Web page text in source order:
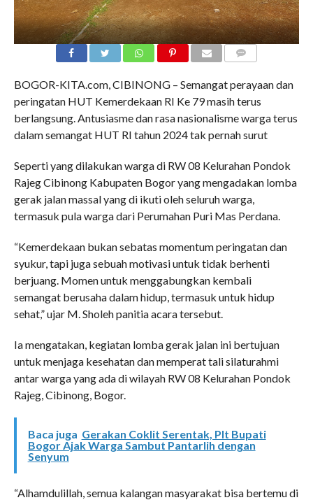
BOGOR-KITA.com, CIBINONG – Semangat perayaan dan
peringatan HUT Kemerdekaan RI Ke 79 masih terus
berlangsung. Antusiasme dan rasa nasionalisme warga terus
dalam semangat HUT RI tahun 2024 tak pernah surut
Seperti yang dilakukan warga di RW 08 Kelurahan Pondok
Rajeg Cibinong Kabupaten Bogor yang mengadakan lomba
gerak jalan massal yang di ikuti oleh seluruh warga,
termasuk pula warga dari Perumahan Puri Mas Perdana.
“Kemerdekaan bukan sebatas momentum peringatan dan
syukur, tapi juga sebuah motivasi untuk tidak berhenti
berjuang. Momen untuk menggabungkan kembali
semangat berusaha dalam hidup, termasuk untuk hidup
sehat,” ujar M. Sholeh panitia acara tersebut.
Ia mengatakan, kegiatan lomba gerak jalan ini bertujuan
untuk menjaga kesehatan dan memperat tali silaturahmi
antar warga yang ada di wilayah RW 08 Kelurahan Pondok
Rajeg, Cibinong, Bogor.
Baca juga Gerakan Coklit Serentak, Plt Bupati
Bogor Ajak Warga Sambut Pantarlih dengan
Senyum
“Alhamdulillah, semua kalangan masyarakat bisa bertemu di